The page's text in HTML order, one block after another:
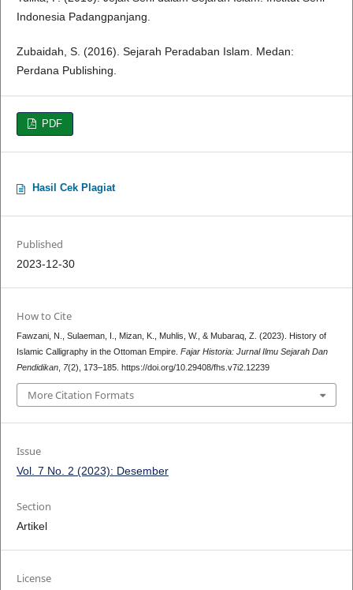
Indonesia Padangpanjang.
Zubaidah, S. (2016). Sejarah Peradaban Islam. Medan:
Perdana Publishing.
PDF
Hasil Cek Plagiat
Published
2023-12-30
How to Cite
Fawzani, N., Sulaeman, I., Mizan, K., Muhlis, W., & Mubaraq, Z. (2023). History of
Islamic Calligraphy in the Ottoman Empire. Fajar Historia: Jurnal Ilmu Sejarah Dan
Pendidikan, 7(2), 173–185. https://doi.org/10.29408/fhs.v7i2.12239
More Citation Formats
Issue
Vol. 7 No. 2 (2023): Desember
Section
Artikel
License